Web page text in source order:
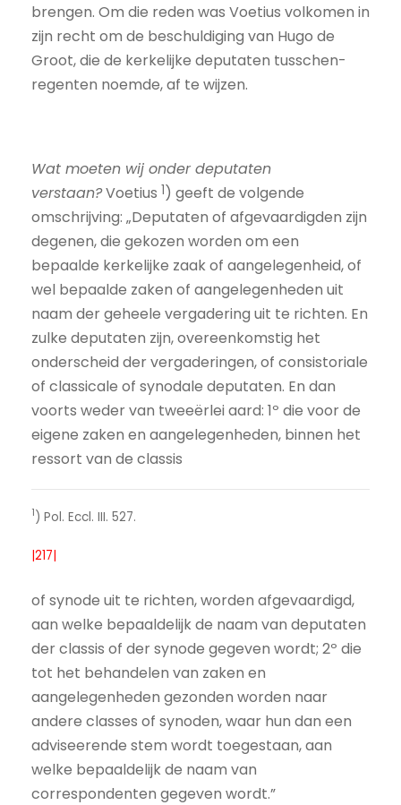
brengen. Om die reden was Voetius volkomen in
zijn recht om de beschuldiging van Hugo de
Groot, die de kerkelijke deputaten tusschen-
regenten noemde, af te wijzen.
Wat moeten wij onder deputaten
verstaan?Voetius 1) geeft de volgende
omschrijving: „Deputaten of afgevaardigden zijn
degenen, die gekozen worden om een
bepaalde kerkelijke zaak of aangelegenheid, of
wel bepaalde zaken of aangelegenheden uit
naam der geheele vergadering uit te richten. En
zulke deputaten zijn, overeenkomstig het
onderscheid der vergaderingen, of consistoriale
of classicale of synodale deputaten. En dan
voorts weder van tweeërlei aard: 1º die voor de
eigene zaken en aangelegenheden, binnen het
ressort van de classis
1) Pol. Eccl. III. 527.
|217|
of synode uit te richten, worden afgevaardigd,
aan welke bepaaldelijk de naam van deputaten
der classis of der synode gegeven wordt; 2º die
tot het behandelen van zaken en
aangelegenheden gezonden worden naar
andere classes of synoden, waar hun dan een
adviseerende stem wordt toegestaan, aan
welke bepaaldelijk de naam van
correspondenten gegeven wordt.”